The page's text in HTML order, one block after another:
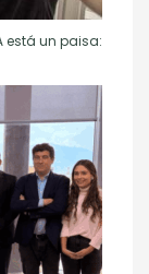
está un paisa: